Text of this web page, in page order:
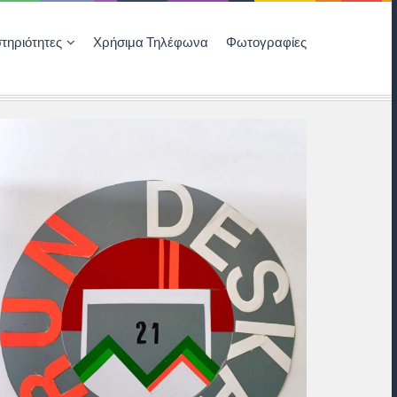
Χρήσιμα Τηλέφωνα Φωτογραφίες